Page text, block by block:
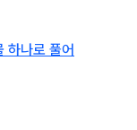
하나로 풀어